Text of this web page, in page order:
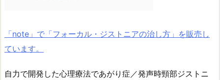
「note」で「フォーカル・ジストニアの治し方」を販売し
ています。
自力で開発した心理療法であがり症／発声時頸部ジストニ